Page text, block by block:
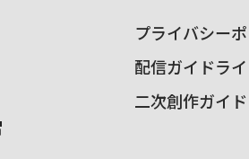
プライバシー
配信ガイドラ
二次創作ガイ